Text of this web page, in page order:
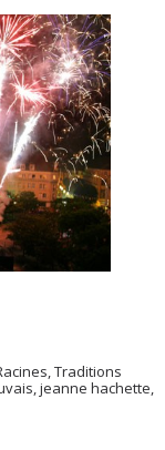
Traditions
,jeanne hachette,